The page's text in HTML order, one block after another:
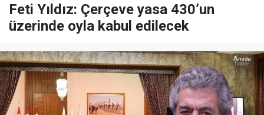
Feti Yıldız: Çerçeve yasa 430’un
üzerinde oyla kabul edilecek